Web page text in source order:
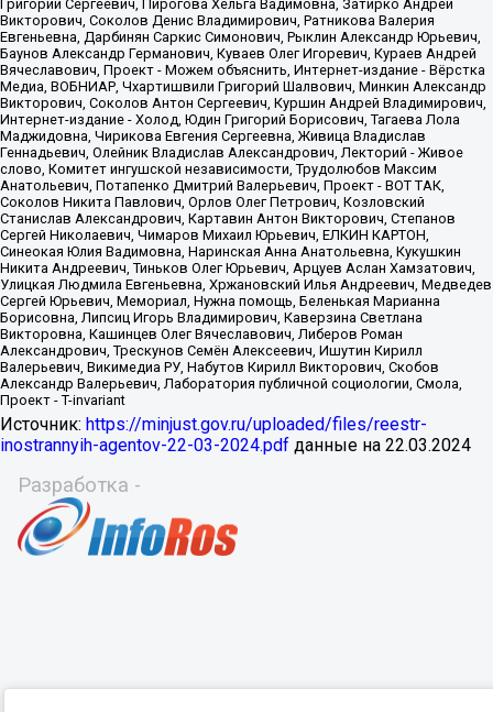
Источник: https://minjust.gov.ru/uploaded/files/reestr-
inostrannyih-agentov-22-03-2024.pdf данные на 22.03.2024
Разработка -